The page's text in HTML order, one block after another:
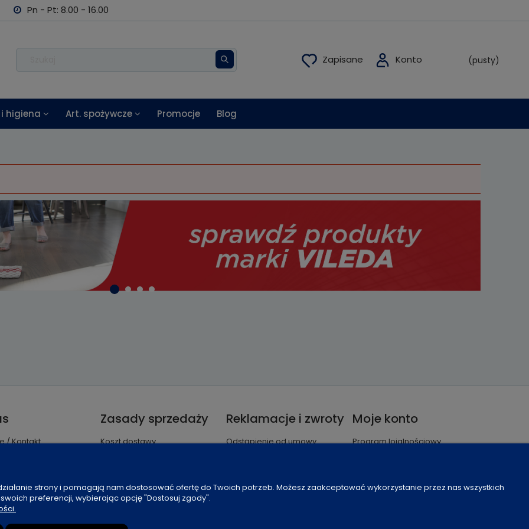
Pn - Pt: 8.00 - 16.00
(pusty)
higiena Art. spożywcze Promocje Blog
/ Kontakt
prywatności cookies
Zasady sprzedaży
Koszt dostawy
Regulamin sklepu
Reklamacje i zwroty
Odstąpienie od umowy
Moje konto
Program lojalnościowy
Moje zamówienia
strony i pomagają nam dostosować ofertę do Twoich potrzeb. Możesz zaakceptować wykorzystanie przez nas wszystkich
preferencji, wybierając opcję "Dostosuj zgody".